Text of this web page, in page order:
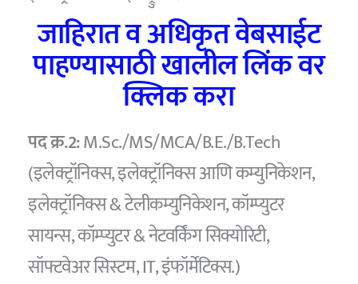
जाहिरात व अधिकृत वेबसाईट
पाहण्यासाठी खालील लिंक वर
क्लिक करा
पद क्र.2:M.Sc./MS/MCA/B.E./B.Tech
(इलेक्ट्रॉनिक्स, इलेक्ट्रॉनिक्स आणि कम्युनिकेशन,
इलेक्ट्रॉनिक्स & टेलीकम्युनिकेशन, कॉम्प्युटर
सायन्स, कॉम्प्युटर & नेटवर्किंग सिक्योरिटी,
सॉफ्टवेअर सिस्टम, IT, इंफॉर्मेटिक्स.)